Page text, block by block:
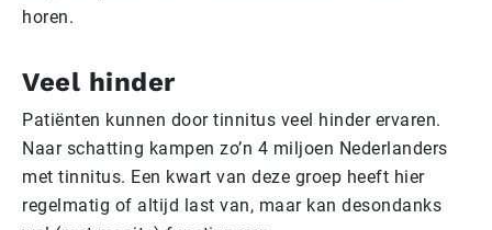
horen.
Veel hinder
Patiënten kunnen door tinnitus veel hinder ervaren.
Naar schatting kampen zo’n 4 miljoen Nederlanders
met tinnitus. Een kwart van deze groep heeft hier
regelmatig of altijd last van, maar kan desondanks